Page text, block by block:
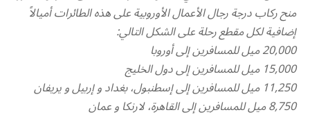
منح ركاب درجة رجال الأعمال الأوروبية على هذه الطائرات أميالاً
إضافية لكل مقطع رحلة على الشكل التالي:
20,000 ميل للمسافرين إلى أوروبا
15,000 ميل للمسافرين إلى دول الخليج
11,250 ميل للمسافرين إلى إسطنبول، بغداد و إربيل و يريفان
8,750 ميل للمسافرين إلى القاهرة، لارنكا و عمان